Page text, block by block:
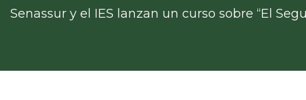
Senassur y el IES lanzan un curso sobre “El